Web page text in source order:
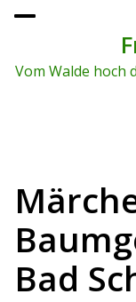
To
me
Vom Walde hoch
Bad